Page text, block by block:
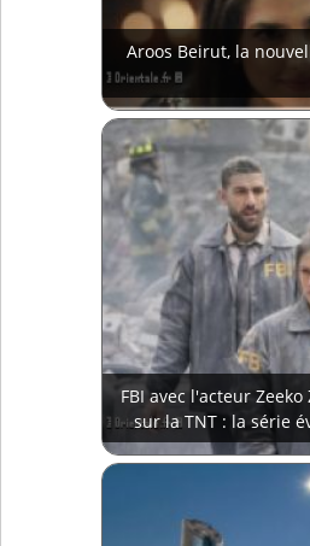
Aroos Beirut, la
FBI avec l'acteur
sur la TNT : la série